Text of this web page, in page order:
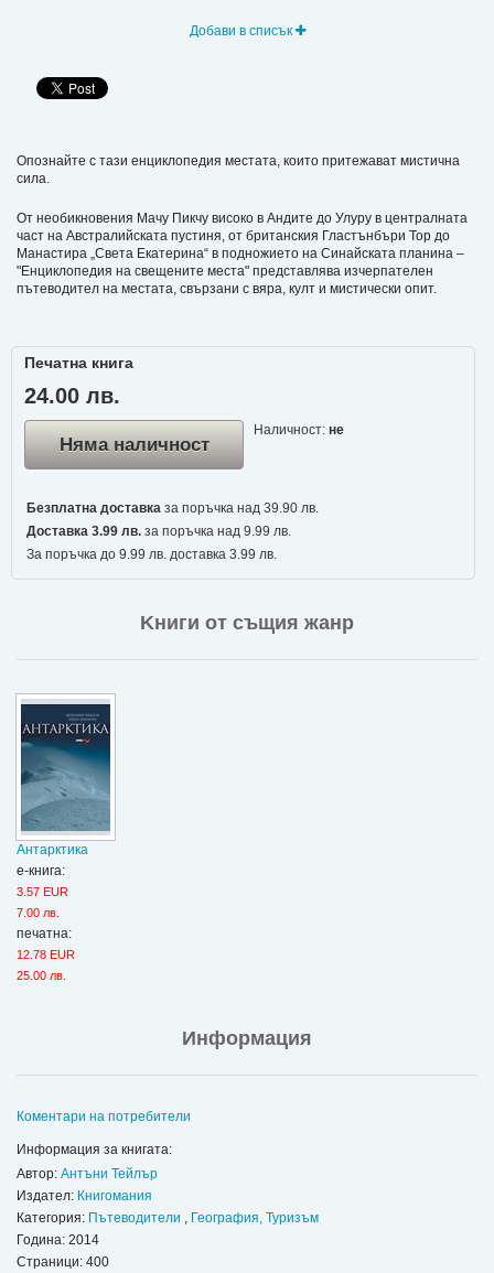
Добави в списък
Опознайте с тази енциклопедия местата, които притежават мистична
сила.
От необикновения Мачу Пикчу високо в Андите до Улуру в централната
част на Австралийската пустиня, от британския Гластънбъри Тор до
Манастира „Света Екатерина“ в подножието на Синайската планина –
"Енциклопедия на свещените места" представлява изчерпателен
пътеводител на местата, свързани с вяра, култ и мистически опит.
Печатна книга
24.00 лв.
Няма наличност
Наличност: не
Безплатна доставказа поръчка над 39.90 лв.
Доставка 3.99 лв.за поръчка над 9.99 лв.
За поръчка до 9.99 лв. доставка 3.99 лв.
Kниги от същия жанр
Антарктика
е-книга:
3.57 EUR
7.00 лв.
печатна:
12.78 EUR
25.00 лв.
Информация
Коментари на потребители
Информация за книгата:
Автор: Антъни Тейлър
Издател: Книгомания
Категория: Пътеводители
География, Туризъм
Година: 2014
Страници: 400